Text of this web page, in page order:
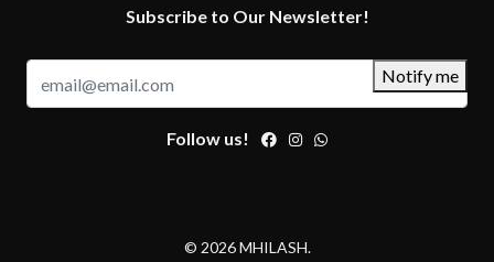
Subscribe to Our Newsletter!
Notify me
Follow us!
© 2026 MHILASH.